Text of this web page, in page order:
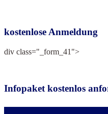
kostenlose Anmeldung
div class="_form_41">
Infopaket kostenlos